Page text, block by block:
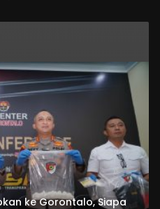
ke Gorontalo, Siapa